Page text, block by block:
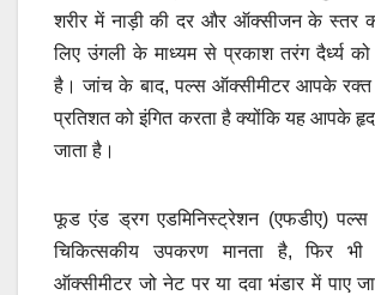
शरीर में नाड़ी की दर और ऑक्सीजन के स्तर
लिए उंगली के माध्यम से प्रकाश तरंग दैर्ध्य को
है। जांच के बाद, पल्स ऑक्सीमीटर आपके
प्रतिशत को इंगित करता है क्योंकि यह आपके हृदय
जाता है।
फूड एंड ड्रग एडमिनिस्ट्रेशन (एफडीए) पल्स
चिकित्सकीय उपकरण मानता है, फिर
ऑक्सीमीटर जो नेट पर या दवा भंडार में पाए